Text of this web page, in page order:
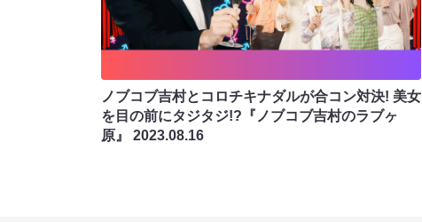
ノブコブ吉村とコロチキナダルが合コン対決! 美女
を目の前にタジタジ!?『ノブコブ吉村のラブヶ
原』 2023.08.16